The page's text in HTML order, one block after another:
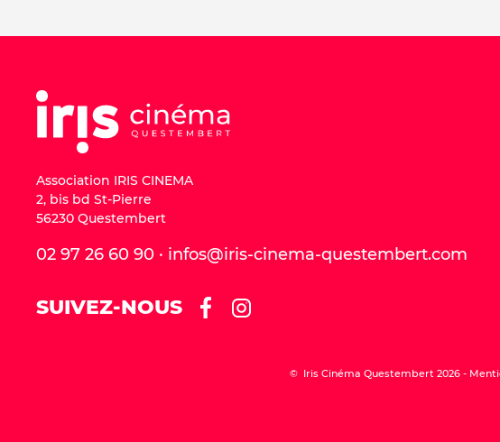
Association IRIS CINEMA
2, bis bd St-Pierre
56230 Questembert
02 97 26 60 90 · infos@iris-cinema-questembert.com
SUIVEZ-NOUS
© Iris Cinéma Questembert 2026 -